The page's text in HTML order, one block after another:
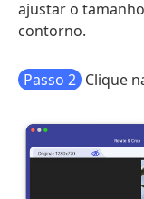
ajustar o
contorno.
Passo 2 Clique